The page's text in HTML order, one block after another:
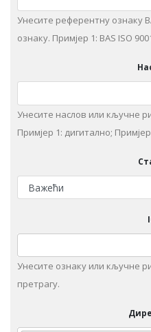
Унесите референтну ознаку
ознаку. Примjeр 1: BAS ISO
Унeситe наслов или кључне
Примjeр 1: дигитaлнo;
Унесите ознаку или кључне
претрагу.